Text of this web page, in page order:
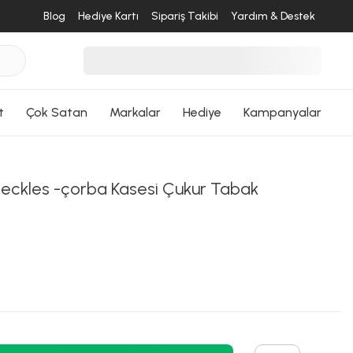
Blog Hediye Kartı Sipariş Takibi Yardım & Destek
Çok Satan Markalar Hediye Kampanyalar
-çorba Kasesi Çukur Tabak